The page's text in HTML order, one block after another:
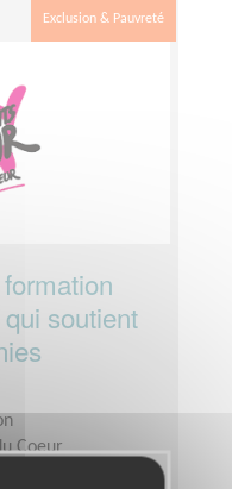
Exclusion & Pauvreté
soutient
Coeur